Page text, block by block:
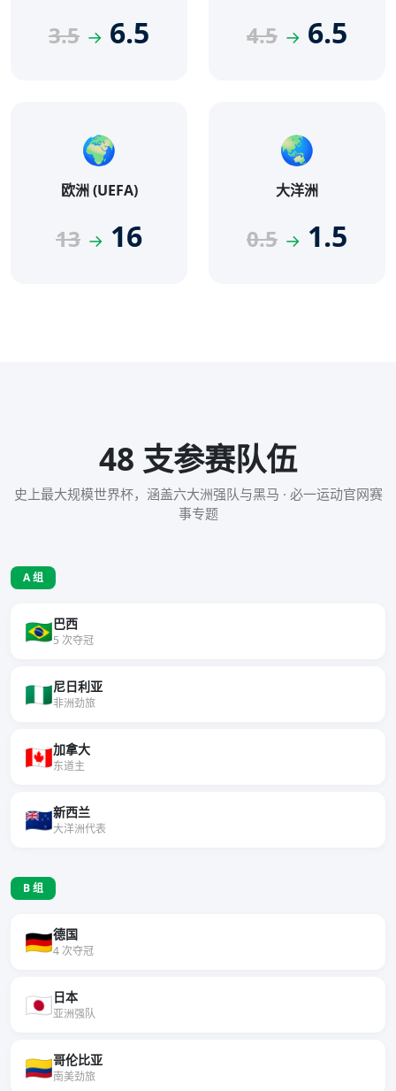
3.5 → 6.5 4.5 → 6.5
🌍
欧洲 (UEFA)
13 → 16
🌏
大洋洲
0.5 → 1.5
48 支参赛队伍
史上最大规模世界杯，涵盖六大洲强队与黑马 · 必一运动官网赛
事专题
A 组
🇧🇷巴西
5 次夺冠
🇳🇬尼日利亚
非洲劲旅
🇨🇦加拿大
东道主
🇳🇿新西兰
大洋洲代表
B 组
🇩🇪德国
4 次夺冠
🇯🇵日本
亚洲强队
🇨🇴哥伦比亚
南美劲旅